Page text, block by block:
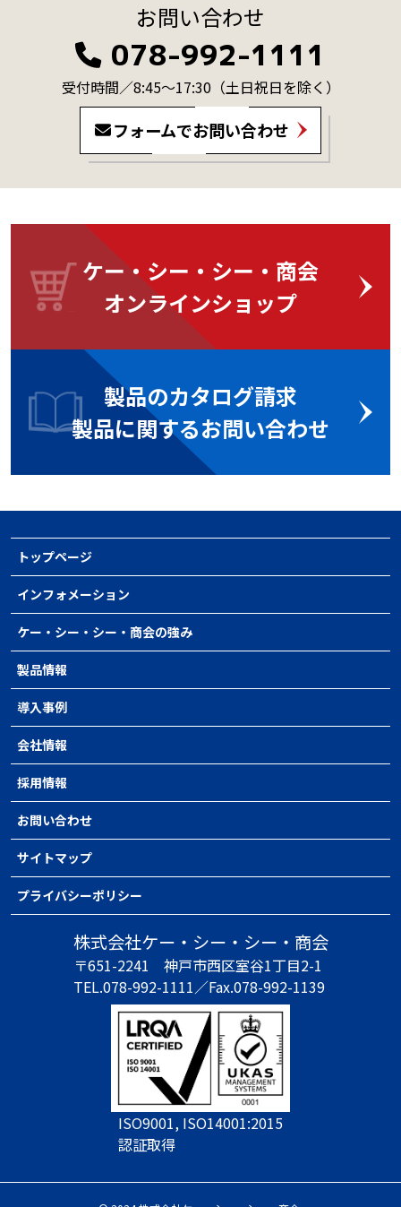
お問い合わせ
078-992-1111
受付時間／8:45～17:30（土日祝日を除く）
フォームでお問い合わせ
ケー・シー・シー・商会
オンラインショップ
製品のカタログ請求
製品に関するお問い合わせ
トップページ
インフォメーション
ケー・シー・シー・商会の強み
製品情報
導入事例
会社情報
採用情報
お問い合わせ
サイトマップ
プライバシーポリシー
株式会社ケー・シー・シー・商会
〒651-2241 神戸市西区室谷1丁目2-1
TEL.078-992-1111／Fax.078-992-1139
ISO9001, ISO14001:2015
認証取得